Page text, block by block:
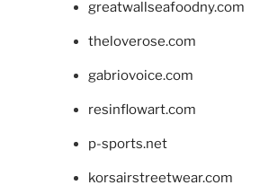
greatwallseafoodny.com
theloverose.com
gabriovoice.com
resinflowart.com
p-sports.net
korsairstreetwear.com